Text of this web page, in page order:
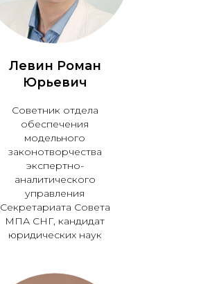
Левин Роман
Юрьевич
Советник отдела
обеспечения
модельного
законотворчества
экспертно-
аналитического
управления
Секретариата Совета
МПА СНГ, кандидат
юридических наук